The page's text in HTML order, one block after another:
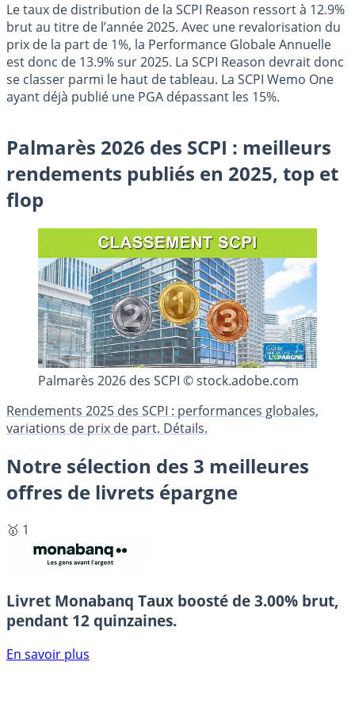
Le taux de distribution de la SCPI Reason ressort à 12.9%
brut au titre de l’année 2025. Avec une revalorisation du
prix de la part de 1%, la Performance Globale Annuelle
est donc de 13.9% sur 2025. La SCPI Reason devrait donc
se classer parmi le haut de tableau. La SCPI Wemo One
ayant déjà publié une PGA dépassant les 15%.
Palmarès 2026 des SCPI : meilleurs
rendements publiés en 2025, top et
flop
Palmarès 2026 des SCPI © stock.adobe.com
Rendements 2025 des SCPI : performances globales,
variations de prix de part. Détails.
Notre sélection des 3 meilleures
offres de livrets épargne
🥇 1
Livret Monabanq Taux boosté de 3.00% brut,
pendant 12 quinzaines.
En savoir plus